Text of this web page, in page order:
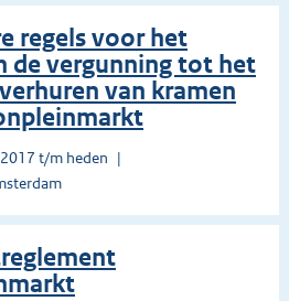
regels voor het
de vergunning tot het
van kramen
t/m heden